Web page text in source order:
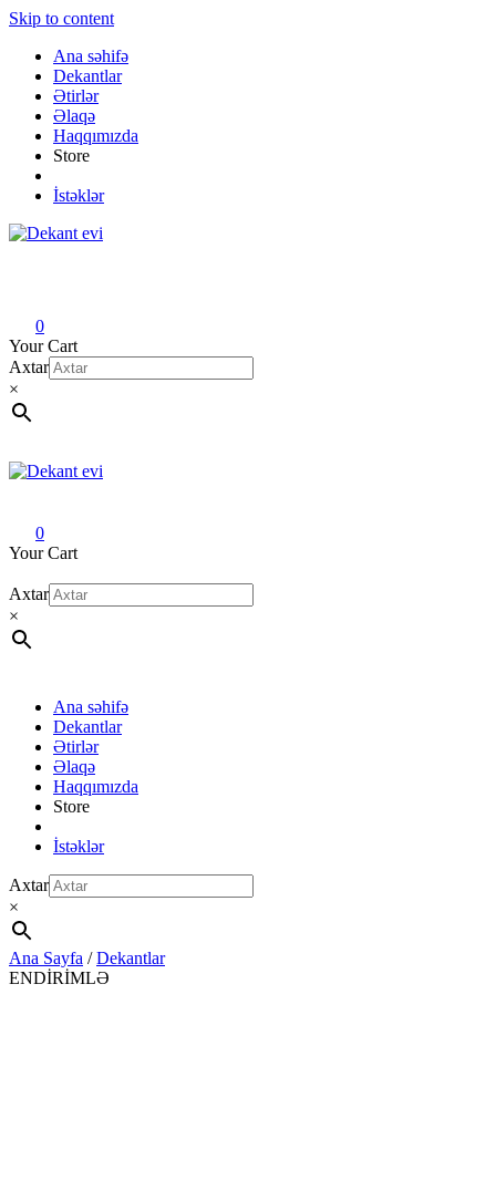
Skip to content
Ana səhifə
Dekantlar
Ətirlər
Əlaqə
Haqqımızda
Store
İstəklər
0
Your Cart
Axtar
×
0
Your Cart
Axtar
×
Ana səhifə
Dekantlar
Ətirlər
Əlaqə
Haqqımızda
Store
İstəklər
Axtar
×
Ana Sayfa /Dekantlar
ENDİRİMLƏ